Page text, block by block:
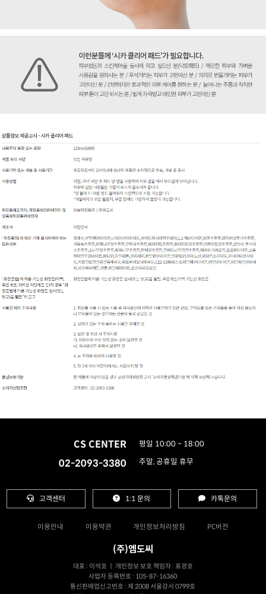
CS CENTER
02-2093-3380
평일 10:00 ~ 18:00
주말, 공휴일 휴무
고객센터 1:1 문의 카톡문의
이용안내 이용약관 개인정보처리방침 PC버전
(주)엠도씨
대표 : 이석호 ㅣ 개인정보 보호 책임자 : 표경호
사업자 등록번호 : 105-87-16360
통신판매업신고번호 : 제 2008 서울강서 0799호